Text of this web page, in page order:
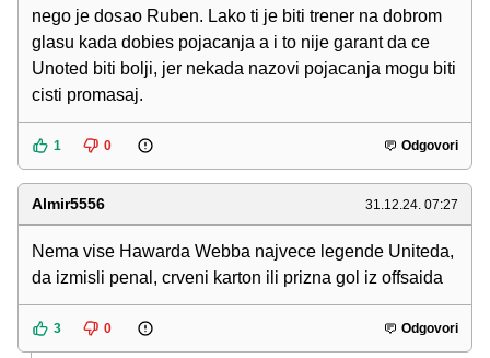
nego je dosao Ruben. Lako ti je biti trener na dobrom
glasu kada dobies pojacanja a i to nije garant da ce
Unoted biti bolji, jer nekada nazovi pojacanja mogu biti
cisti promasaj.
1 0 Odgovori
Almir5556 31.12.24. 07:27
Nema vise Hawarda Webba najvece legende Uniteda,
da izmisli penal, crveni karton ili prizna gol iz offsaida
3 0 Odgovori